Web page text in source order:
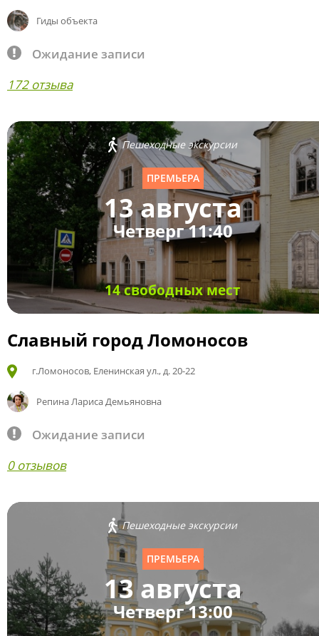
Гиды объекта
Ожидание записи
172 отзыва
Пешеходные экскурсии
ПРЕМЬЕРА
13 августа
Четверг 11:40
14 свободных мест
Славный город Ломоносов
г.Ломоносов, Еленинская ул., д. 20-22
Репина Лариса Демьяновна
Ожидание записи
0 отзывов
Пешеходные экскурсии
ПРЕМЬЕРА
13 августа
Четверг 13:00